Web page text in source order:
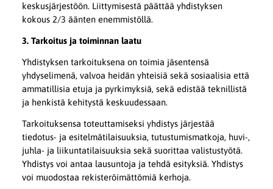
keskusjärjestöön. Liittymisestä päättää yhdistyksen
kokous 2/3 äänten enemmistöllä.
3. Tarkoitus ja toiminnan laatu
Yhdistyksen tarkoituksena on toimia jäsentensä
yhdyselimenä, valvoa heidän yhteisiä sekä sosiaalisia että
ammatillisia etuja ja pyrkimyksiä, sekä edistää teknillistä
ja henkistä kehitystä keskuudessaan.
Tarkoituksensa toteuttamiseksi yhdistys järjestää
tiedotus- ja esitelmätilaisuuksia, tutustumismatkoja, huvi-,
juhla- ja liikuntatilaisuuksia sekä suorittaa valistustyötä.
Yhdistys voi antaa lausuntoja ja tehdä esityksiä. Yhdistys
voi muodostaa rekisteröimättömiä kerhoja.